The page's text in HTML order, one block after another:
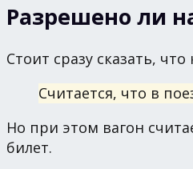
Разрешено ли
Стоит сразу сказать,
Считается, что в
Но при этом вагон
билет.